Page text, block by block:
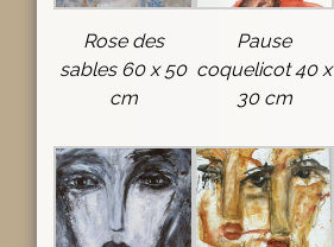
Rose des
sables 60 x 50
cm
Pause
coquelicot 40 x
30 cm